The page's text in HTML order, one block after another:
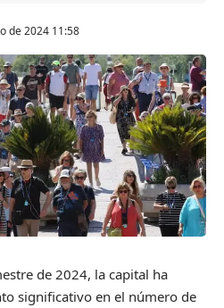
de 2024 11:58
de 2024, la capital ha
significativo en el número de